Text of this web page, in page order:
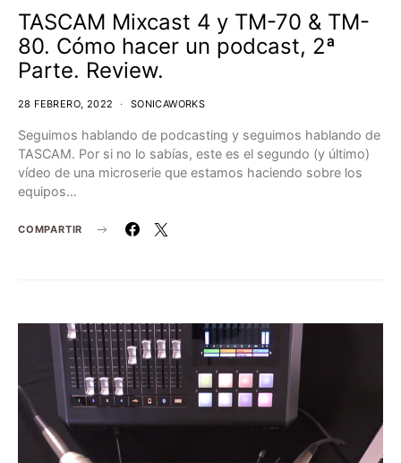
TASCAM Mixcast 4 y TM-70 & TM-
80. Cómo hacer un podcast, 2ª
Parte. Review.
28 FEBRERO, 2022 SONICAWORKS
Seguimos hablando de podcasting y seguimos hablando de
TASCAM. Por si no lo sabías, este es el segundo (y último)
vídeo de una microserie que estamos haciendo sobre los
equipos…
COMPARTIR